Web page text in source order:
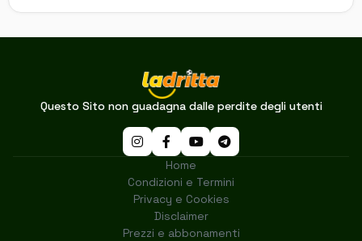
Questo Sito non guadagna dalle perdite degli utenti
Home
Condizioni e Termini
Privacy e Cookies
Disclaimer
Prezzi e abbonamenti